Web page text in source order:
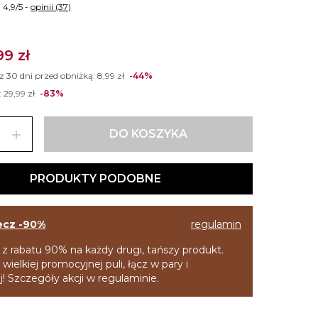
4,9/5 -opinii (37)
zł
30 dni przed obniżką:8,99 zł -44%
29,99 zł -83%
add DO KOSZYKA
PRODUKTY PODOBNE
-90%
regulamin
rabatu 90% na każdy drugi, tańszy produkt.
promocyjnej puli, łącz w pary i
Szczegóły akcji w regulaminie.